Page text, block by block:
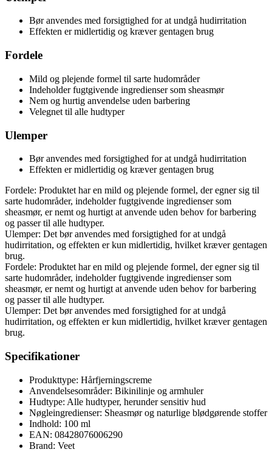
Bør anvendes med forsigtighed for at undgå hudirritation
Effekten er midlertidig og kræver gentagen brug
Fordele
Mild og plejende formel til sarte hudområder
Indeholder fugtgivende ingredienser som sheasmør
Nem og hurtig anvendelse uden barbering
Velegnet til alle hudtyper
Ulemper
Bør anvendes med forsigtighed for at undgå hudirritation
Effekten er midlertidig og kræver gentagen brug
Fordele: Produktet har en mild og plejende formel, der egner sig til
sarte hudområder, indeholder fugtgivende ingredienser som
sheasmør, er nemt og hurtigt at anvende uden behov for barbering
og passer til alle hudtyper.
Ulemper: Det bør anvendes med forsigtighed for at undgå
hudirritation, og effekten er kun midlertidig, hvilket kræver gentagen
brug.
Fordele: Produktet har en mild og plejende formel, der egner sig til
sarte hudområder, indeholder fugtgivende ingredienser som
sheasmør, er nemt og hurtigt at anvende uden behov for barbering
og passer til alle hudtyper.
Ulemper: Det bør anvendes med forsigtighed for at undgå
hudirritation, og effekten er kun midlertidig, hvilket kræver gentagen
brug.
Specifikationer
Produkttype: Hårfjerningscreme
Anvendelsesområder: Bikinilinje og armhuler
Hudtype: Alle hudtyper, herunder sensitiv hud
Nøgleingredienser: Sheasmør og naturlige blødgørende stoffer
Indhold: 100 ml
EAN: 08428076006290
Brand: Veet